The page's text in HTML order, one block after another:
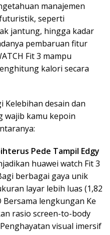
manajemen
seperti
jantung, hingga kadar
pembaruan fitur
Fit 3 mampu
kalori secara
Kelebihan desain dan
wajib kamu kepoin
Pede Tampil Edgy
huawei watch Fit 3
berbagai gaya unik
layar lebih luas (1,82
Bersama lengkungan Ke
rasio screen-to-body
visual imersif